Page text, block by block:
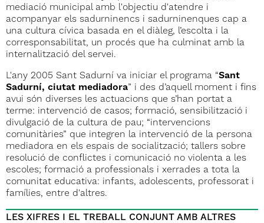
mediació municipal amb l'objectiu d'atendre i
acompanyar els sadurninencs i sadurninenques cap a
una cultura cívica basada en el diàleg, l’escolta i la
corresponsabilitat, un procés que ha culminat amb la
internalització del servei.
L'any 2005 Sant Sadurní va iniciar el programa “Sant
Sadurní, ciutat mediadora” i des d’aquell moment i fins
avui són diverses les actuacions que s’han portat a
terme: intervenció de casos; formació, sensibilització i
divulgació de la cultura de pau; “intervencions
comunitàries” que integren la intervenció de la persona
mediadora en els espais de socialització; tallers sobre
resolució de conflictes i comunicació no violenta a les
escoles; formació a professionals i xerrades a tota la
comunitat educativa: infants, adolescents, professorat i
famílies, entre d'altres.
LES XIFRES I EL TREBALL CONJUNT AMB ALTRES